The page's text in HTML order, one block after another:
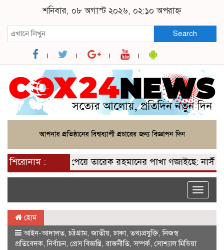
শনিবার, ০৮ অগাস্ট ২০২৬, ০২:১০ অপরাহ্ন
Search
শিরোনাম :
২০০ আসন পেয়ে তারেক রহমানের পাখা গজাইছে:
Toggle
হোম
আইন-আদালত,চট্টগ্রাম,জাতীয়,ঢাকা,তথ্যপ্রযুক্তি,নিজস্ব
প্রতিবেদক,নির্বাচন, প্রেস বিজ্ঞপ্তি, রাজনীতি,সম্পর্ক, সোশ্যাল মিডিয়া